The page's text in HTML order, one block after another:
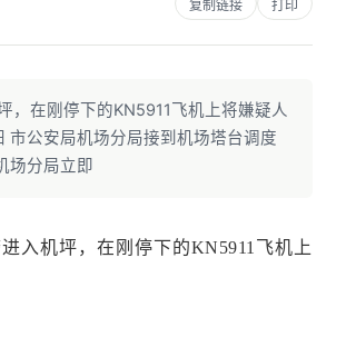
复制链接 打印
，在刚停下的KN5911飞机上将嫌疑人
公安局机场分局接到机场塔台调度
场分局立即
入机坪，在刚停下的KN5911飞机上